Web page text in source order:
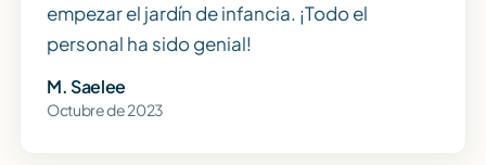
empezar el jardín de infancia. ¡Todo el
personal ha sido genial!
M. Saelee
Octubre de 2023